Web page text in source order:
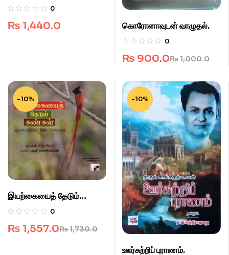
0
₨ 1,440.0 கொரோனாவுடன் வாழுதல்.
0
₨1,000.0
₨ 900.0
-10%
இயற்கையைத் தேடும்
கண்கள்
0
₨1,730.0
₨ 1,557.0
-10%
ஊர்சுற்றிப் புராணம்.